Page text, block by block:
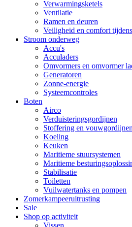
Verwarmingsketels
Ventilatie
Ramen en deuren
Veiligheid en comfort
Stroom onderweg
Accu's
Acculaders
Omvormers en omvormer
Generatoren
Zonne-energie
Systeemcontroles
Boten
Airco
Verduisteringsgordijnen
Stoffering en vouwgordijnen
Koeling
Keuken
Maritieme stuursystemen
Maritieme
Stabilisatie
Toiletten
Vuilwatertanks en pompen
Zomerkampeeruitrusting
Sale
Shop op activiteit